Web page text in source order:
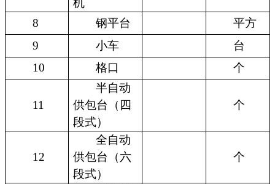
机
8 钢平台
平方
9
小车
台
10
格口 个
11
半自动
供包台（四
段式）
个
12
全自动
供包台（六
段式）
个